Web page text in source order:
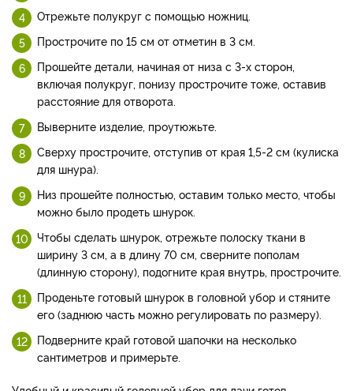
Отрежьте полукруг с помощью ножниц.
Прострочите по 15 см от отметин в 3 см.
Прошейте детали, начиная от низа с 3-х сторон,
включая полукруг, понизу прострочите тоже, оставив
расстояние для отворота.
Выверните изделие, проутюжьте.
Сверху прострочите, отступив от края 1,5-2 см (кулиска
для шнура).
Низ прошейте полностью, оставим только место, чтобы
можно было продеть шнурок.
Чтобы сделать шнурок, отрежьте полоску ткани в
ширину 3 см, а в длину 70 см, сверните пополам
(длинную сторону), подогните края внутрь, прострочите.
Проденьте готовый шнурок в головной убор и стяните
его (заднюю часть можно регулировать по размеру).
Подверните край готовой шапочки на несколько
сантиметров и примерьте.